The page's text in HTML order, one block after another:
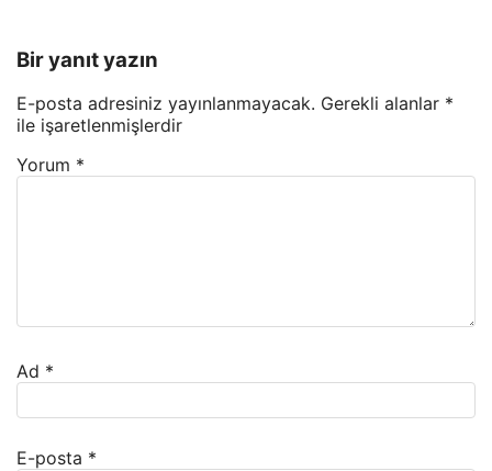
Bir yanıt yazın
E-posta adresiniz yayınlanmayacak. Gerekli alanlar *
ile işaretlenmişlerdir
Yorum *
Ad *
E-posta *